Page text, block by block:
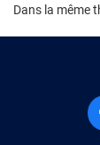
Dans la même